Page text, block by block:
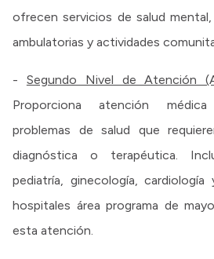
ofrecen servicios de salud
ambulatorias y actividades
- Segundo Nivel de Atención
Proporciona atención médica
problemas de salud que
diagnóstica o terapéutica.
pediatría, ginecología,
hospitales área programa de
esta atención.